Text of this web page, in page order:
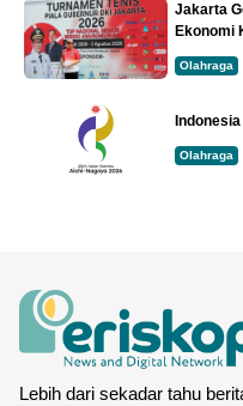
Jakarta
Ekonomi
Olahraga
Olahraga
Lebih dari sekadar tahu